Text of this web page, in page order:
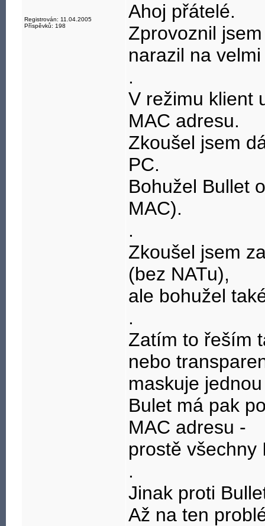
Registrován: 11.04.2005
Příspěvků: 198
Ahoj přátelé.
Zprovoznil
narazil na
.
V režimu klient
MAC adresu.
Zkoušel jsem
PC.
Bohužel Bullet
MAC).
.
Zkoušel jsem
(bez NATu),
ale bohužel
.
Zatím to řeším
nebo
maskuje
Bulet má pak
MAC adresu -
prostě všechny
.
Jinak proti
Až na ten